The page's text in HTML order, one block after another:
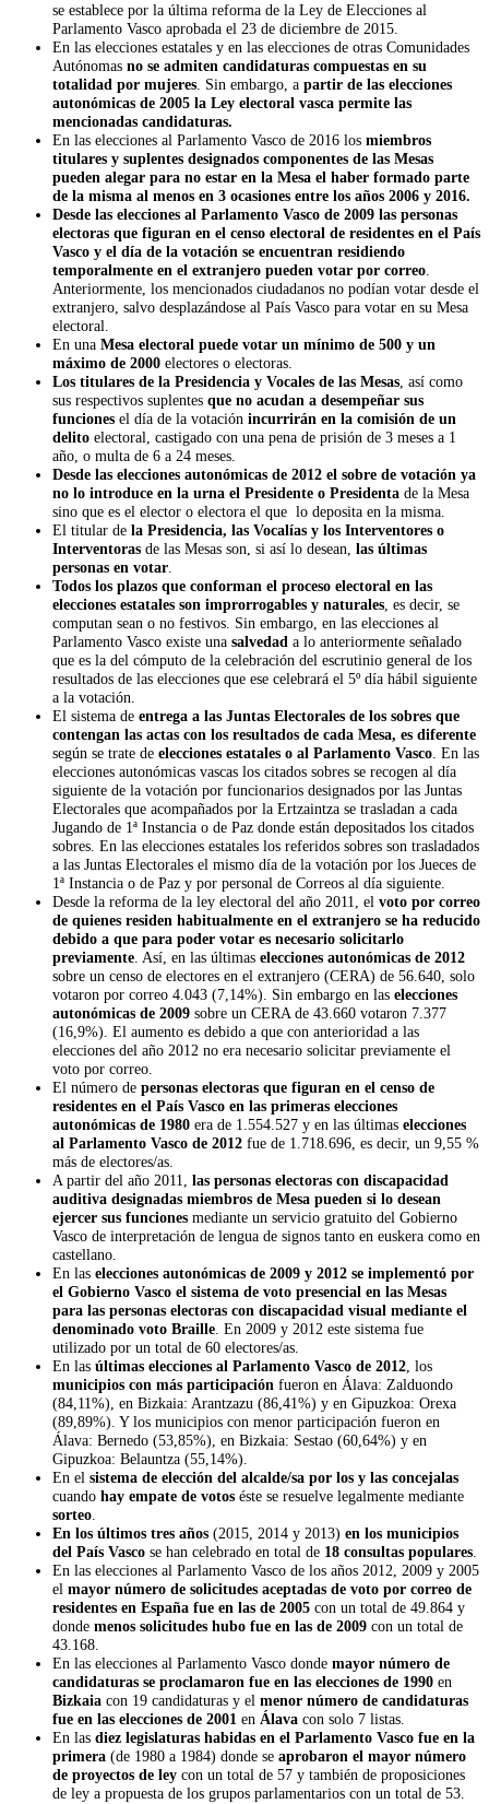
se establece por la última reforma de la Ley de Elecciones al
Parlamento Vasco aprobada el 23 de diciembre de 2015.
En las elecciones estatales y en las elecciones de otras Comunidades
Autónomas no se admiten candidaturas compuestas en su
totalidad por mujeres. Sin embargo, a partir de las elecciones
autonómicas de 2005 la Ley electoral vasca permite las
mencionadas candidaturas.
En las elecciones al Parlamento Vasco de 2016 los miembros
titulares y suplentes designados componentes de las Mesas
pueden alegar para no estar en la Mesa el haber formado parte
de la misma al menos en 3 ocasiones entre los años 2006 y 2016.
Desde las elecciones al Parlamento Vasco de 2009 las personas
electoras que figuran en el censo electoral de residentes en el País
Vasco y el día de la votación se encuentran residiendo
temporalmente en el extranjero pueden votar por correo.
Anteriormente, los mencionados ciudadanos no podían votar desde el
extranjero, salvo desplazándose al País Vasco para votar en su Mesa
electoral.
En una Mesa electoral puede votar un mínimo de 500 y un
máximo de 2000 electores o electoras.
Los titulares de la Presidencia y Vocales de las Mesas, así como
sus respectivos suplentes que no acudan a desempeñar sus
funciones el día de la votación incurrirán en la comisión de un
delito electoral, castigado con una pena de prisión de 3 meses a 1
año, o multa de 6 a 24 meses.
Desde las elecciones autonómicas de 2012 el sobre de votación ya
no lo introduce en la urna el Presidente o Presidenta de la Mesa
sino que es el elector o electora el que lo deposita en la misma.
El titular de la Presidencia, las Vocalías y los Interventores o
Interventoras de las Mesas son, si así lo desean, las últimas
personas en votar.
Todos los plazos que conforman el proceso electoral en las
elecciones estatales son improrrogables y naturales, es decir, se
computan sean o no festivos. Sin embargo, en las elecciones al
Parlamento Vasco existe una salvedad a lo anteriormente señalado
que es la del cómputo de la celebración del escrutinio general de los
resultados de las elecciones que ese celebrará el 5º día hábil siguiente
a la votación.
El sistema de entrega a las Juntas Electorales de los sobres que
contengan las actas con los resultados de cada Mesa, es diferente
según se trate de elecciones estatales o al Parlamento Vasco. En las
elecciones autonómicas vascas los citados sobres se recogen al día
siguiente de la votación por funcionarios designados por las Juntas
Electorales que acompañados por la Ertzaintza se trasladan a cada
Jugando de 1ª Instancia o de Paz donde están depositados los citados
sobres. En las elecciones estatales los referidos sobres son trasladados
a las Juntas Electorales el mismo día de la votación por los Jueces de
1ª Instancia o de Paz y por personal de Correos al día siguiente.
Desde la reforma de la ley electoral del año 2011, el voto por correo
de quienes residen habitualmente en el extranjero se ha reducido
debido a que para poder votar es necesario solicitarlo
previamente. Así, en las últimas elecciones autonómicas de 2012
sobre un censo de electores en el extranjero (CERA) de 56.640, solo
votaron por correo 4.043 (7,14%). Sin embargo en las elecciones
autonómicas de 2009 sobre un CERA de 43.660 votaron 7.377
(16,9%). El aumento es debido a que con anterioridad a las
elecciones del año 2012 no era necesario solicitar previamente el
voto por correo.
El número de personas electoras que figuran en el censo de
residentes en el País Vasco en las primeras elecciones
autonómicas de 1980 era de 1.554.527 y en las últimas elecciones
al Parlamento Vasco de 2012 fue de 1.718.696, es decir, un 9,55 %
más de electores/as.
A partir del año 2011, las personas electoras con discapacidad
auditiva designadas miembros de Mesa pueden si lo desean
ejercer sus funciones mediante un servicio gratuito del Gobierno
Vasco de interpretación de lengua de signos tanto en euskera como en
castellano.
En las elecciones autonómicas de 2009 y 2012 se implementó por
el Gobierno Vasco el sistema de voto presencial en las Mesas
para las personas electoras con discapacidad visual mediante el
denominado voto Braille. En 2009 y 2012 este sistema fue
utilizado por un total de 60 electores/as.
En las últimas elecciones al Parlamento Vasco de 2012, los
municipios con más participación fueron en Álava: Zalduondo
(84,11%), en Bizkaia: Arantzazu (86,41%) y en Gipuzkoa: Orexa
(89,89%). Y los municipios con menor participación fueron en
Álava: Bernedo (53,85%), en Bizkaia: Sestao (60,64%) y en
Gipuzkoa: Belauntza (55,14%).
En el sistema de elección del alcalde/sa por los y las concejalas
cuando hay empate de votos éste se resuelve legalmente mediante
sorteo.
En los últimos tres años (2015, 2014 y 2013) en los municipios
del País Vasco se han celebrado en total de 18 consultas populares.
En las elecciones al Parlamento Vasco de los años 2012, 2009 y 2005
el mayor número de solicitudes aceptadas de voto por correo de
residentes en España fue en las de 2005 con un total de 49.864 y
donde menos solicitudes hubo fue en las de 2009 con un total de
43.168.
En las elecciones al Parlamento Vasco donde mayor número de
candidaturas se proclamaron fue en las elecciones de 1990 en
Bizkaia con 19 candidaturas y el menor número de candidaturas
fue en las elecciones de 2001 en Álava con solo 7 listas.
En las diez legislaturas habidas en el Parlamento Vasco fue en la
primera (de 1980 a 1984) donde se aprobaron el mayor número
de proyectos de ley con un total de 57 y también de proposiciones
de ley a propuesta de los grupos parlamentarios con un total de 53.